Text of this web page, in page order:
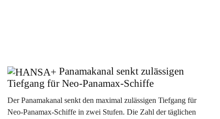
Panamakanal senkt zulässigen
Tiefgang für Neo-Panamax-Schiffe
Der Panamakanal senkt den maximal zulässigen Tiefgang für
Neo-Panamax-Schiffe in zwei Stufen. Die Zahl der täglichen